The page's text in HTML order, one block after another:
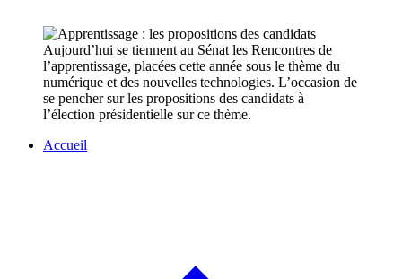
Aujourd’hui se tiennent au Sénat les Rencontres de
l’apprentissage, placées cette année sous le thème du
numérique et des nouvelles technologies. L’occasion de
se pencher sur les propositions des candidats à
l’élection présidentielle sur ce thème.
Accueil